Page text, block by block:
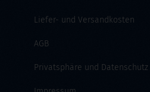
Liefer- und Versandkosten
AGB
Privatsphäre und Datenschutz